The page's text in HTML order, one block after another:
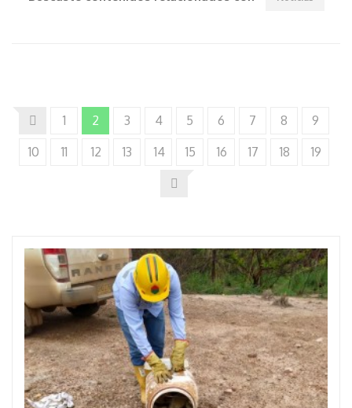
1 2 3 4 5 6 7 8
9
10
11 12 13 14 15 16 17 18 19